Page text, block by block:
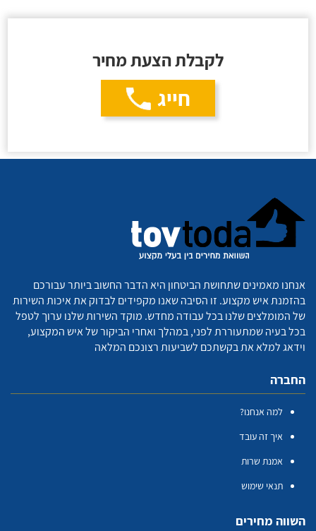
לקבלת הצעת מחיר
חייג
אנחנו מאמינים שתחושת הביטחון היא הדבר החשוב ביותר עבורכם
בהזמנת איש מקצוע. זו הסיבה שאנו מקפידים לבדוק את איכות השירות
של המומלצים שלנו בכל עבודה מחדש. מוקד השירות שלנו ערוך לטפל
בכל בעיה שמתעוררת לפני, במהלך ואחרי הביקור של איש המקצוע,
וידאג למלא את בקשתכם לשביעות רצונכם המלאה
החברה
למה אנחנו?
איך זה עובד
אמנת שרות
תנאי שימוש
השווה מחירים